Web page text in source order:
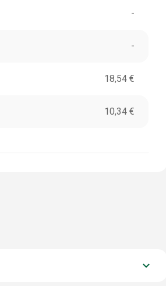
-
-
18,54 €
10,34 €
keyboard_arrow_down